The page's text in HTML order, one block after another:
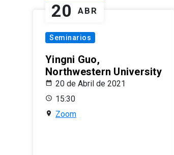
20 ABR
Seminarios
Yingni Guo,
Northwestern University
20 de Abril de 2021
15:30
Zoom